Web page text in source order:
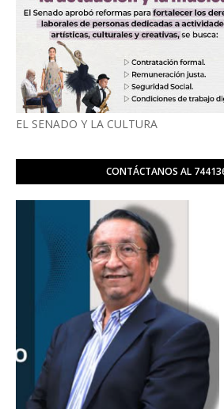
EL SENADO Y LA CULTURA
CONTÁCTANOS AL